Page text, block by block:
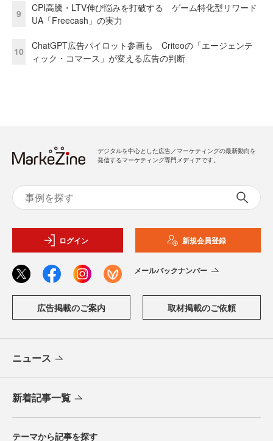
9
CPI高騰・LTV伸び悩みを打破する ゲーム特化型リワード
UA「Freecash」の実力
10
ChatGPT広告パイロット参画も Criteoの「エージェンテ
ィック・コマース」が変える広告の判断
デジタルを中心とした広告／マーケティングの最新動向を
発信するマーケティング専門メディアです。
ログイン 新規会員登録
メールバックナンバー
広告掲載のご案内 取材掲載のご依頼
ニュース
新着記事一覧
テーマから記事を探す